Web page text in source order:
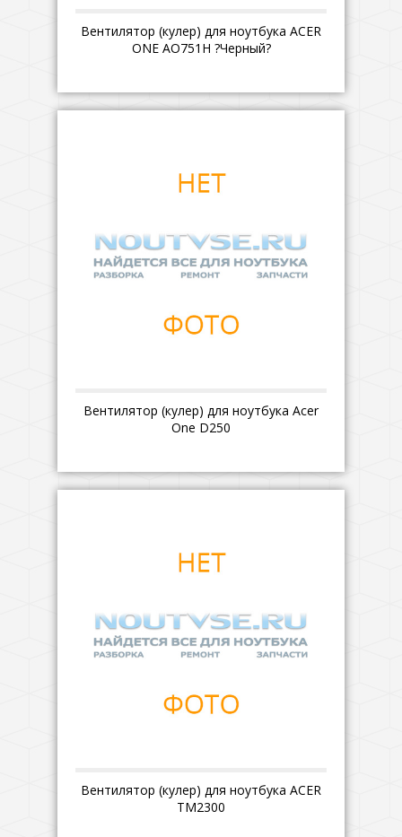
Вентилятор (кулер) для ноутбука ACER
ONE AO751H ?Черный?
Вентилятор (кулер) для ноутбука Acer
One D250
Вентилятор (кулер) для ноутбука ACER
TM2300